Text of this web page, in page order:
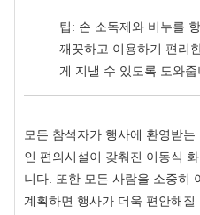
팁: 손 소독제와 비누를
깨끗하고 이용하기 편리
게 지낼 수 있도록 도와줍
모든 참석자가 행사에 환영받
인 편의시설이 갖춰진 이동식
니다. 또한 모든 사람을 소중히
계획하면 행사가 더욱 편안해